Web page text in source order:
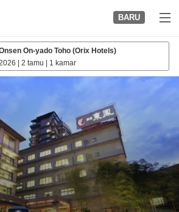
BARU
On-yado Toho (Orix Hotels)
2 tamu 1 kamar